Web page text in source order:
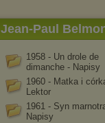
Jean-Paul
1958 - Un drole de
dimanche - Napisy
1960 - Matka i
Lektor
1961 - Syn
Napisy